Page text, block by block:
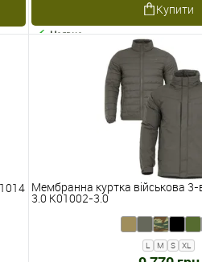
Купити
Наявне
Мембранна куртка військова
3.0 K01002-3.0
L M S XL